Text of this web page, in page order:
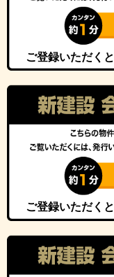
ご登録いただくと
ご登録いただくと